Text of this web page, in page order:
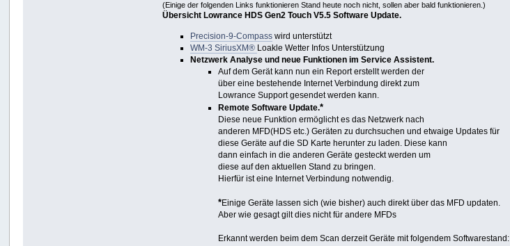
(Einige der folgenden Links funktionieren Stand heute noch nicht, sollen aber bald funktionieren.)
Übersicht Lowrance HDS Gen2 Touch V5.5 Software Update.
Precision-9-Compass wird unterstützt
WM‐3 SiriusXM® Loakle Wetter Infos Unterstützung
Netzwerk Analyse und neue Funktionen im Service Assistent.
Auf dem Gerät kann nun ein Report erstellt werden der
über eine bestehende Internet Verbindung direkt zum
Lowrance Support gesendet werden kann.
Remote Software Update.*
Diese neue Funktion ermöglicht es das Netzwerk nach
anderen MFD(HDS etc.) Geräten zu durchsuchen und etwaige Updates für
diese Geräte auf die SD Karte herunter zu laden. Diese kann
dann einfach in die anderen Geräte gesteckt werden um
diese auf den aktuellen Stand zu bringen.
Hierfür ist eine Internet Verbindung notwendig.
*Einige Geräte lassen sich (wie bisher) auch direkt über das MFD updaten.
Aber wie gesagt gilt dies nicht für andere MFDs
Erkannt werden beim dem Scan derzeit Geräte mit folgendem Softwarestand: